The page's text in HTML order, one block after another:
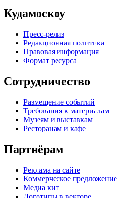
Кудамоскоу
Пресс-релиз
Редакционная политика
Правовая информация
Формат ресурса
Сотрудничество
Размещение событий
Требования к материалам
Музеям и выставкам
Ресторанам и кафе
Партнёрам
Реклама на сайте
Коммерческое предложение
Медиа кит
Логотипы в векторе